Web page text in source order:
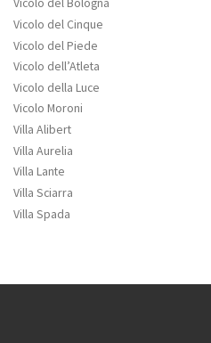
Vicolo del Cinque
Vicolo del Piede
Vicolo dell’Atleta
Vicolo della Luce
Vicolo Moroni
Villa Alibert
Villa Aurelia
Villa Lante
Villa Sciarra
Villa Spada